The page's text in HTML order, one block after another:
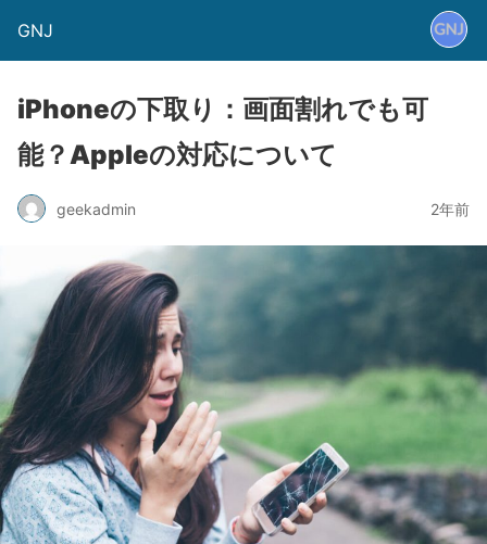
GNJ
iPhoneの下取り：画面割れでも可
能？Appleの対応について
geekadmin 2年前